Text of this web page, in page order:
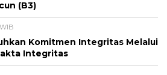
(B3)
Komitmen Integritas Melalui
Integritas